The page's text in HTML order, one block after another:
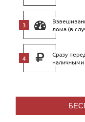
лома (в
Сразу
наличными